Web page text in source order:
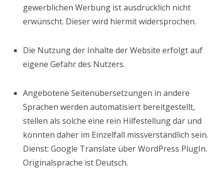
gewerblichen Werbung ist ausdrücklich nicht
erwünscht. Dieser wird hiermit widersprochen.
Die Nutzung der Inhalte der Website erfolgt auf
eigene Gefahr des Nutzers.
Angebotene Seitenübersetzungen in andere
Sprachen werden automatisiert bereitgestellt,
stellen als solche eine rein Hilfestellung dar und
könnten daher im Einzelfall missverständlich sein.
Dienst: Google Translate über WordPress PlugIn.
Originalsprache ist Deutsch.